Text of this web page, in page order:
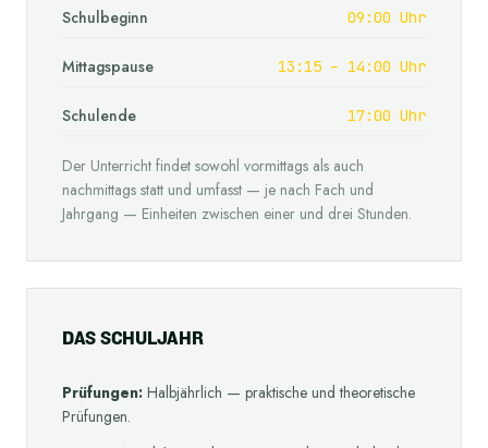
Schulbeginn 09:00 Uhr
Mittagspause 13:15 – 14:00 Uhr
Schulende 17:00 Uhr
Der Unterricht findet sowohl vormittags als auch
nachmittags statt und umfasst — je nach Fach und
Jahrgang — Einheiten zwischen einer und drei Stunden.
DASSCHULJAHR
Prüfungen: Halbjährlich — praktische und theoretische
Prüfungen.